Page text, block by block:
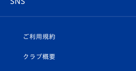
ホームタウン
U-18
ヴィヴィくんインスタグラム
ご利用規約
クラブ概要